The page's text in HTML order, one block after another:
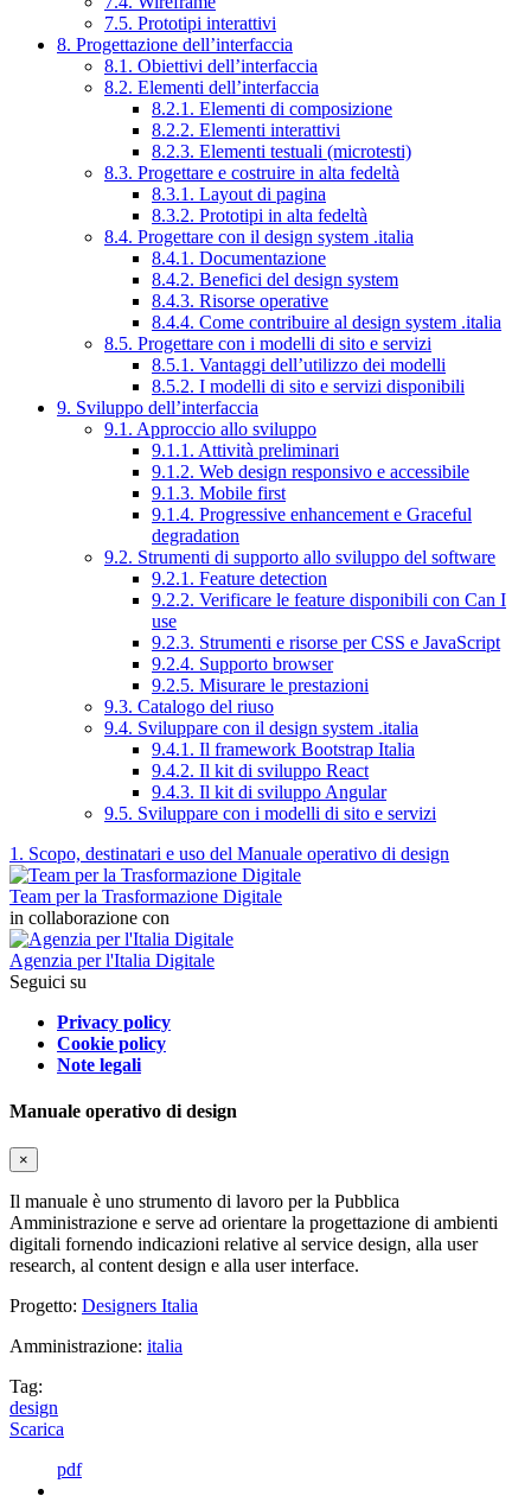
7.5. Prototipi interattivi
8. Progettazione dell’interfaccia
8.1. Obiettivi dell’interfaccia
8.2. Elementi dell’interfaccia
8.2.1. Elementi di composizione
8.2.2. Elementi interattivi
8.2.3. Elementi testuali (microtesti)
8.3. Progettare e costruire in alta fedeltà
8.3.1. Layout di pagina
8.3.2. Prototipi in alta fedeltà
8.4. Progettare con il design system .italia
8.4.1. Documentazione
8.4.2. Benefici del design system
8.4.3. Risorse operative
8.4.4. Come contribuire al design system .italia
8.5. Progettare con i modelli di sito e servizi
8.5.1. Vantaggi dell’utilizzo dei modelli
8.5.2. I modelli di sito e servizi disponibili
9. Sviluppo dell’interfaccia
9.1. Approccio allo sviluppo
9.1.1. Attività preliminari
9.1.2. Web design responsivo e accessibile
9.1.3. Mobile first
9.1.4. Progressive enhancement e Graceful
degradation
9.2. Strumenti di supporto allo sviluppo del software
9.2.1. Feature detection
9.2.2. Verificare le feature disponibili con Can I
use
9.2.3. Strumenti e risorse per CSS e JavaScript
9.2.4. Supporto browser
9.2.5. Misurare le prestazioni
9.3. Catalogo del riuso
9.4. Sviluppare con il design system .italia
9.4.1. Il framework Bootstrap Italia
9.4.2. Il kit di sviluppo React
9.4.3. Il kit di sviluppo Angular
9.5. Sviluppare con i modelli di sito e servizi
1. Scopo, destinatari e uso del Manuale operativo di design
Team per la Trasformazione Digitale
in collaborazione con
Agenzia per l'Italia Digitale
Seguici su
Privacy policy
Cookie policy
Note legali
Manuale operativo di design
×
Il manuale è uno strumento di lavoro per la Pubblica
Amministrazione e serve ad orientare la progettazione di ambienti
digitali fornendo indicazioni relative al service design, alla user
research, al content design e alla user interface.
Progetto: Designers Italia
Amministrazione: italia
Tag:
design
Scarica
pdf